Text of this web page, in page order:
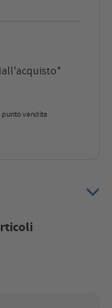
punto vendita